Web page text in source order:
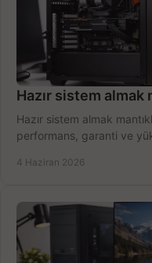
Hazır sistem almak
Hazır sistem almak
performans, garanti ve
4 Haziran 2026